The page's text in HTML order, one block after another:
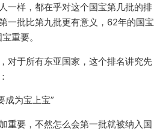
一样，都在乎对这个国宝第几批的排
一批比第九批更有意义，62年的国宝
重要。
对于所有东亚国家，这个排名讲究先
成为宝上宝”
重要，不然怎么会第一批就被纳入国